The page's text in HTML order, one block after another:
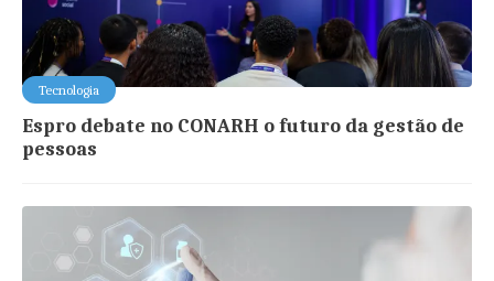
Tecnologia
Espro debate no CONARH o futuro da gestão de
pessoas